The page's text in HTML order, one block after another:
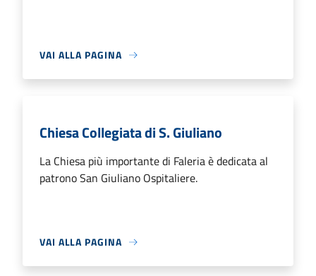
VAI ALLA PAGINA
Chiesa Collegiata di S. Giuliano
La Chiesa più importante di Faleria è dedicata al
patrono San Giuliano Ospitaliere.
VAI ALLA PAGINA